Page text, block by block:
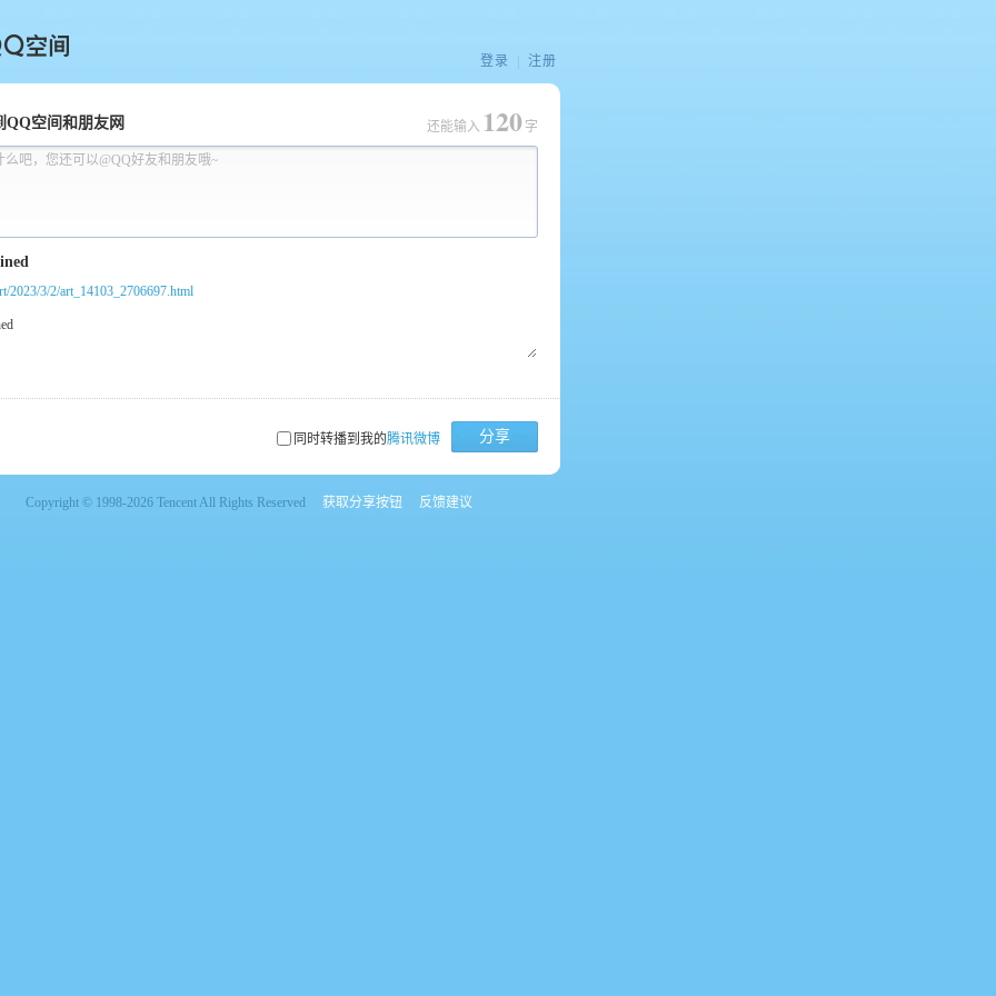
间
登录 注册
QQ空间和朋友网
么吧，您还可以@QQ好友和朋友哦~
还能输入 120 字
2023/3/2/art_14103_2706697.html
同时转播到我的腾讯微博 分享
Copyright © 1998-2026 Tencent All Rights Reserved 获取分享按钮 反馈建议